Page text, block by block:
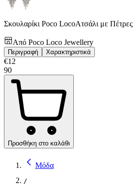
Σκουλαρίκι Poco LocoΑτσάλι με Πέτρες
Από Poco Loco Jewellery
Περιγραφή Χαρακτηριστικά
€12
90
Προσθήκη στο καλάθι
Μόδα
/